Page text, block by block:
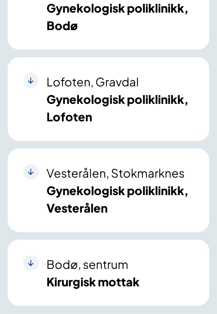
Gynekologisk poliklinikk,
Bodø
Lofoten, Gravdal
Gynekologisk poliklinikk,
Lofoten
Vesterålen, Stokmarknes
Gynekologisk poliklinikk,
Vesterålen
Bodø, sentrum
Kirurgisk mottak